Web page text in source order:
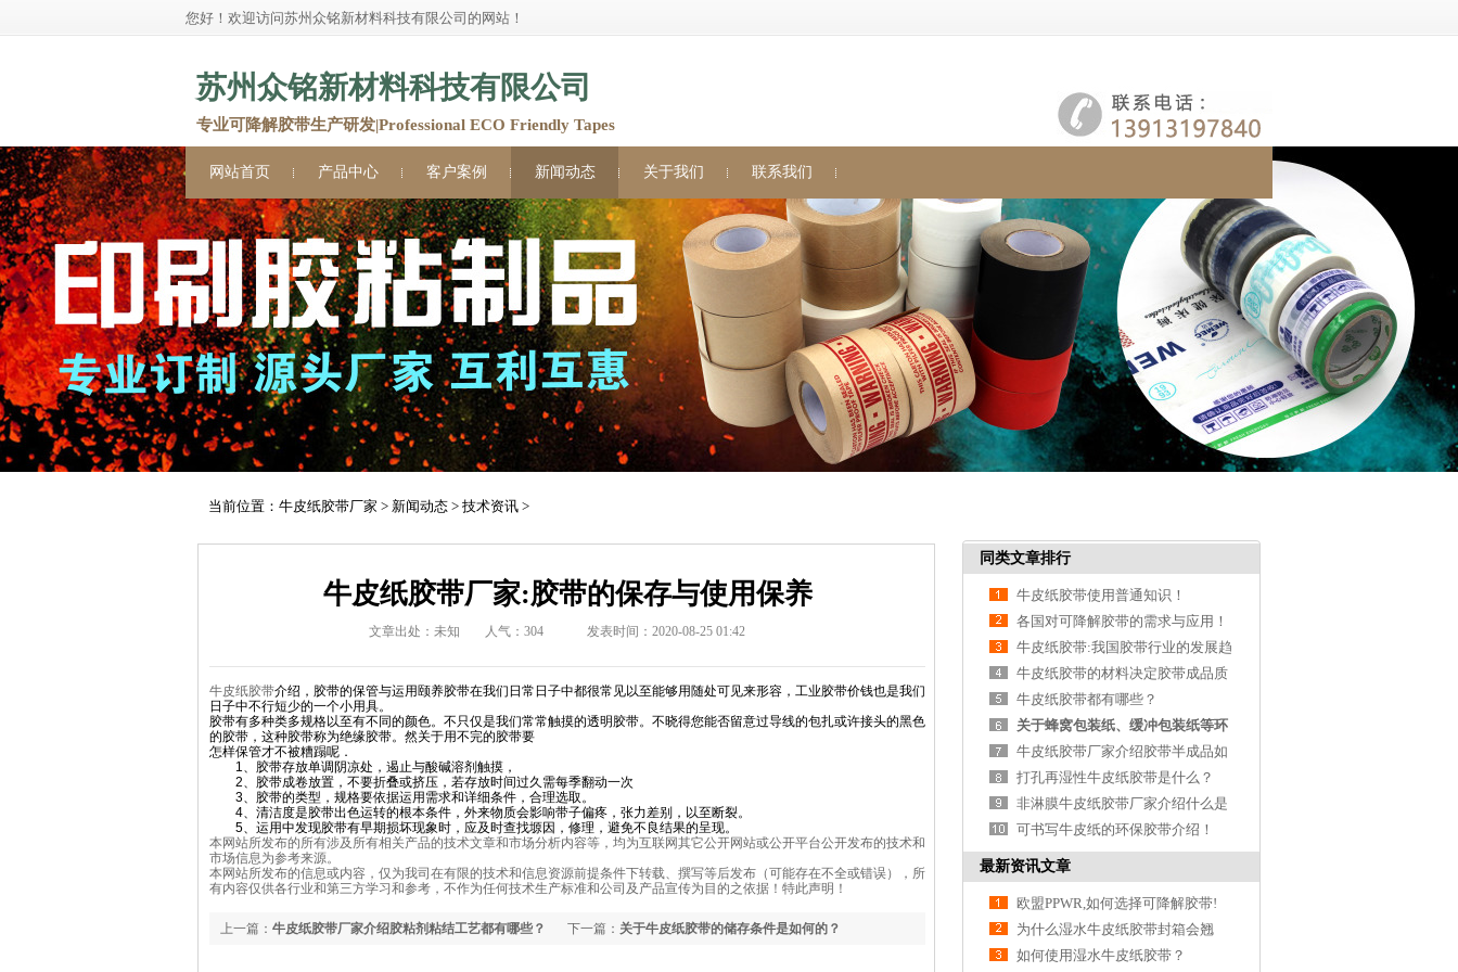
您好！欢迎访问苏州众铭新材料科技有限公司的网站！
苏州众铭新材料科技有限公司
专业可降解胶带生产研发|Professional ECO Friendly Tapes
网站首页 产品中心 客户案例 新闻动态 关于我们 联系我们
当前位置： 牛皮纸胶带厂家 > 新闻动态 > 技术资讯 >
牛皮纸胶带厂家:胶带的保存与使用保养
文章出处：未知 人气： 304 发表时间：2020-08-25 01:42
牛皮纸胶带介绍， 胶带的保管与运用颐养胶带在我们日常日子中都很常见以至能够用随处可见来形容，工业胶带价钱也是我们
日子中不行短少的一个小用具。
胶带有多种类多规格以至有不同的颜色。不只仅是我们常常触摸的透明胶带。不晓得您能否留意过导线的包扎或许接头的黑色
的胶带，这种胶带称为绝缘胶带。然关于用不完的胶带要
怎样保管才不被糟蹋呢．
1、胶带存放单调阴凉处，遏止与酸碱溶剂触摸，
2、胶带成卷放置，不要折叠或挤压，若存放时间过久需每季翻动一次
3、胶带的类型，规格要依据运用需求和详细条件，合理选取。
4、清洁度是胶带出色运转的根本条件，外来物质会影响带子偏疼，张力差别，以至断裂。
5、运用中发现胶带有早期损坏现象时，应及时查找塬因，修理，避免不良结果的呈现。
本网站所发布的所有涉及所有相关产品的技术文章和市场分析内容等，均为互联网其它公开网站或公开平台公开发布的技术和
市场信息为参考来源。
本网站所发布的信息或内容，仅为我司在有限的技术和信息资源前提条件下转载、撰写等后发布（可能存在不全或错误），所
有内容仅供各行业和第三方学习和参考，不作为任何技术生产标准和公司及产品宣传为目的之依据！特此声明！
下一篇： 关于牛皮纸胶带的储存条件是如何的？
上一篇： 牛皮纸胶带厂家介绍胶粘剂粘结工艺都有哪些？
同类文章排行
牛皮纸胶带使用普通知识！
各国对可降解胶带的需求与应用！
牛皮纸胶带:我国胶带行业的发展趋
势
牛皮纸胶带的材料决定胶带成品质
量！
牛皮纸胶带都有哪些？
关于蜂窝包装纸、缓冲包装纸等环
保包装原料介
牛皮纸胶带厂家介绍胶带半成品如
何存储与运输
打孔再湿性牛皮纸胶带是什么？
非淋膜牛皮纸胶带厂家介绍什么是
环保纸？
可书写牛皮纸的环保胶带介绍！
最新资讯文章
欧盟PPWR,如何选择可降解胶带!
为什么湿水牛皮纸胶带封箱会翘
边？
如何使用湿水牛皮纸胶带？